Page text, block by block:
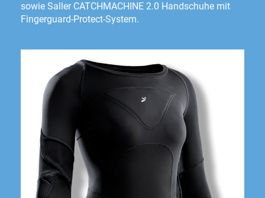
sowie Saller CATCHMACHINE 2.0 Handschuhe mit
Fingerguard-Protect-System.